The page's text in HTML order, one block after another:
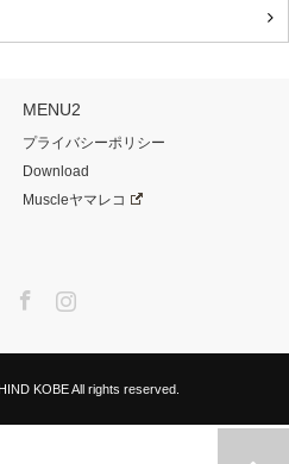
MENU2
プライバシーポリシー
Download
Muscleヤマレコ
KOBEAll rights reserved.